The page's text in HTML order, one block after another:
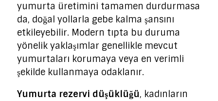
yumurta üretimini tamamen durdurmasa
da, doğal yollarla gebe kalma şansını
etkileyebilir. Modern tıpta bu duruma
yönelik yaklaşımlar genellikle mevcut
yumurtaları korumaya veya en verimli
şekilde kullanmaya odaklanır.
Yumurta rezervi düşüklüğü, kadınların